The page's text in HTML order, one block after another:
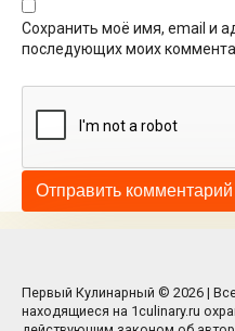
Сохранить моё имя, email и
последующих моих
Первый Кулинарный © 2026 |
находящиеся на 1culinary.ru